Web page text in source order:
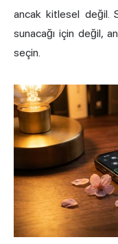
ancak kitlesel değil.
sunacağı için değil,
seçin.